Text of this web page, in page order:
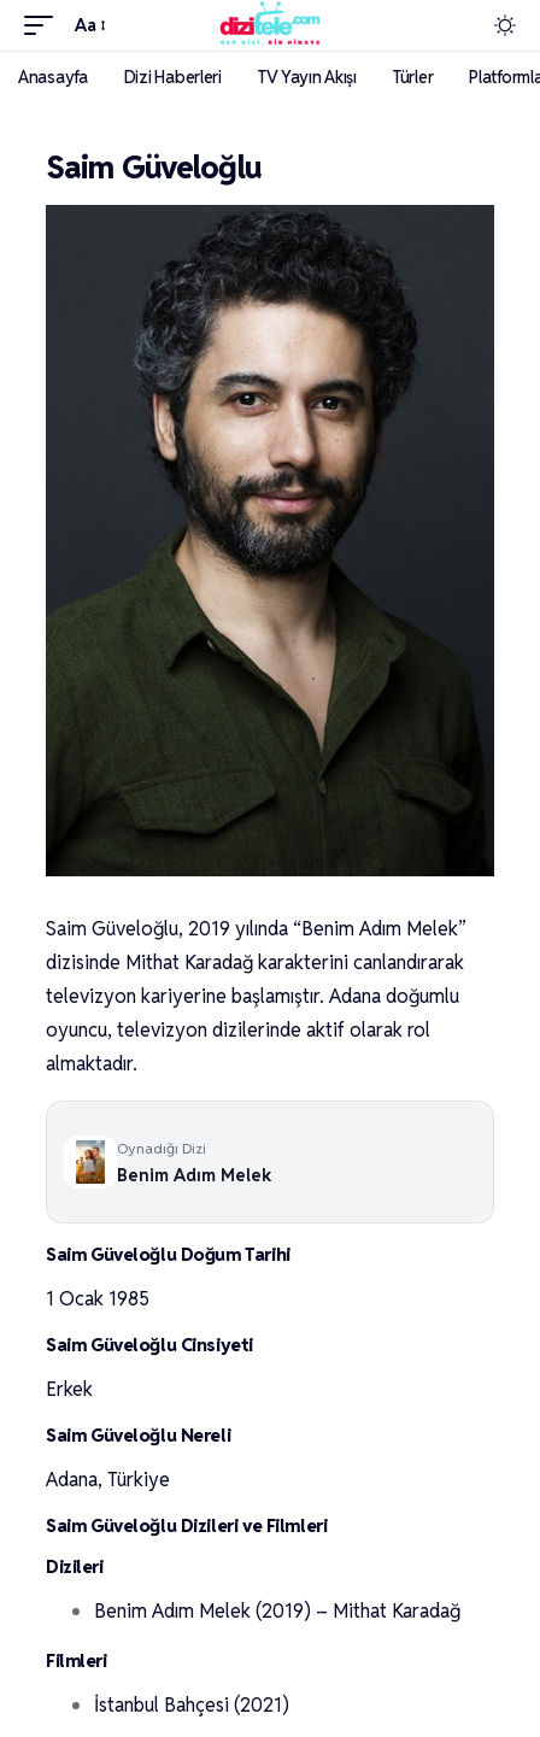
Aa
Anasayfa Dizi Haberleri TV Yayın Akışı Türler
Saim Güveloğlu
Saim Güveloğlu, 2019 yılında “Benim Adım Melek”
dizisinde Mithat Karadağ karakterini canlandırarak
televizyon kariyerine başlamıştır. Adana doğumlu
oyuncu, televizyon dizilerinde aktif olarak rol
almaktadır.
Oynadığı Dizi
Benim Adım Melek
Saim Güveloğlu Doğum Tarihi
1 Ocak 1985
Saim Güveloğlu Cinsiyeti
Erkek
Saim Güveloğlu Nereli
Adana, Türkiye
Saim Güveloğlu Dizileri ve Filmleri
Dizileri
Benim Adım Melek (2019) – Mithat Karadağ
Filmleri
İstanbul Bahçesi (2021)